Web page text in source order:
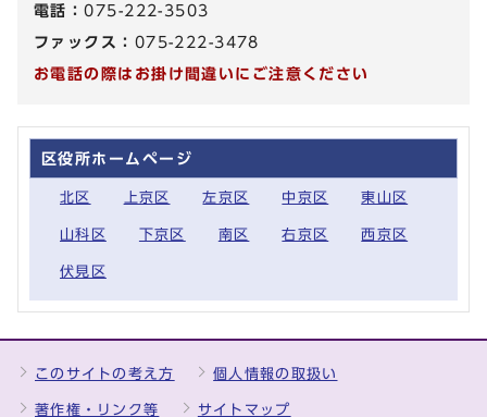
電話：075-222-3503
ファックス： 075-222-3478
お電話の際はお掛け間違いにご注意ください
区役所ホームページ
北区 上京区 左京区 中京区 東山区
山科区 下京区 南区 右京区 西京区
伏見区
このサイトの考え方 個人情報の取扱い
著作権・リンク等 サイトマップ